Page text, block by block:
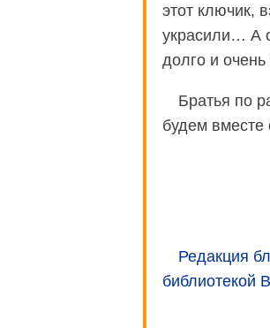
этот ключик,
украсили… А
долго и очень
Братья по
будем вместе
Редакция
библиотекой